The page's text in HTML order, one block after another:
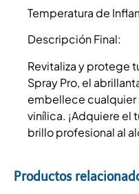
Temperatura de
Descripción Final:
Revitaliza y protege
Spray Pro, el
embellece
vinílica. ¡Adquiere el
brillo profesional al
Productos